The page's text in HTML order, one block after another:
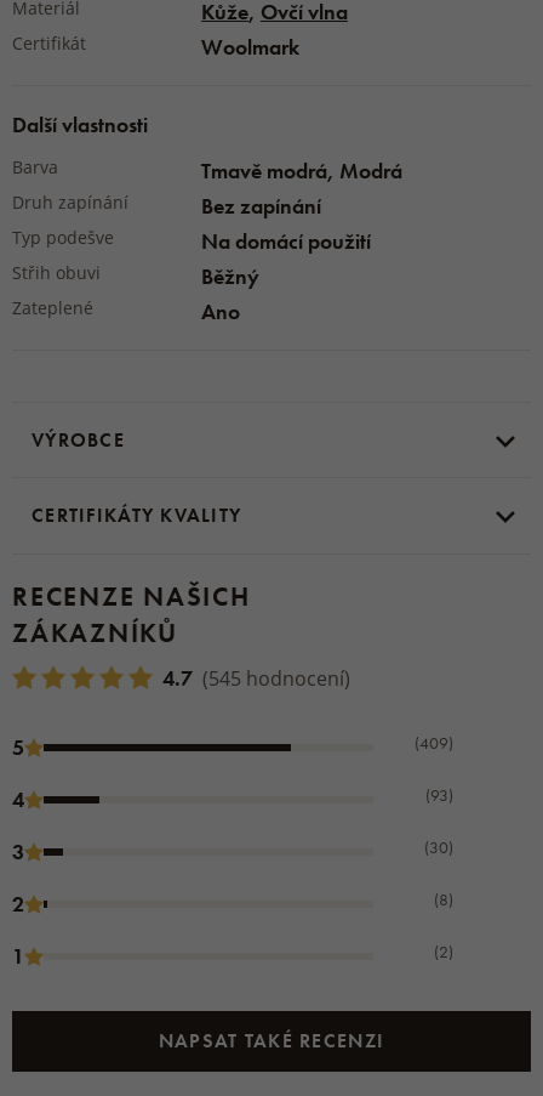
Materiál Kůže, Ovčí vlna
Certifikát Woolmark
Další vlastnosti
Barva Tmavě modrá, Modrá
Druh zapínání Bez zapínání
Typ podešve Na domácí použití
Střih obuvi Běžný
Zateplené Ano
VÝROBCE
CERTIFIKÁTY KVALITY
RECENZE NAŠICH
ZÁKAZNÍKŮ
4.7 (545 hodnocení)
5 (409)
4 (93)
3 (30)
2 (8)
1 (2)
NAPSAT TAKÉ RECENZI